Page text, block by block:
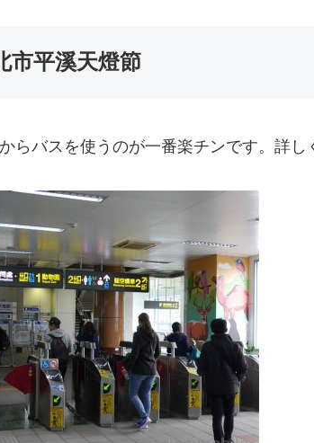
市平溪天燈節
らバスを使うのが一番楽チンです。詳し